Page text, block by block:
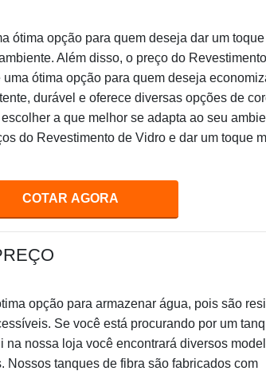
ótima opção para quem deseja dar um toque
Além disso, o preço do
ótima opção para quem deseja
durável e oferece diversas opções de
a que melhor se adapta ao seu
do Revestimento de Vidro e dar um toque
COTAR AGORA
opção para armazenar água, pois são
Se você está procurando por um
na nossa loja você encontrará diversos
Nossos tanques de fibra são fabricados com